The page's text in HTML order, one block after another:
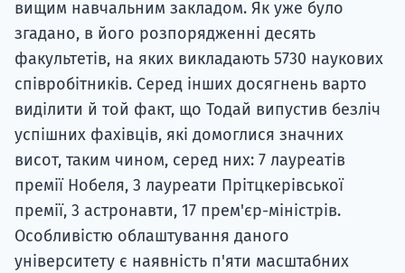
вищим навчальним закладом. Як уже було
згадано, в його розпорядженні десять
факультетів, на яких викладають 5730 наукових
співробітників. Серед інших досягнень варто
виділити й той факт, що Тодай випустив безліч
успішних фахівців, які домоглися значних
висот, таким чином, серед них: 7 лауреатів
премії Нобеля, 3 лауреати Прітцкерівської
премії, 3 астронавти, 17 прем'єр-міністрів.
Особливістю облаштування даного
університету є наявність п'яти масштабних